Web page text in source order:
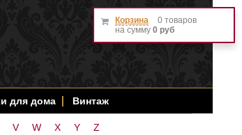
для дома Винтаж
V W X Y Z
Корзина
0 товаров
на сумму 0 руб